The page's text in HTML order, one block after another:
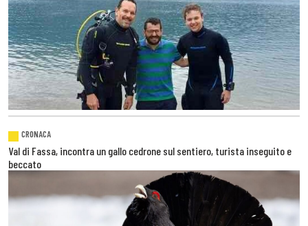
CRONACA
Val di Fassa, incontra un gallo cedrone sul sentiero, turista inseguito e
beccato